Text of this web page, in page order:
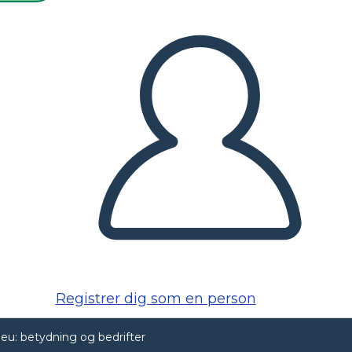
Registrer dig som en person
betydning og bedrifter